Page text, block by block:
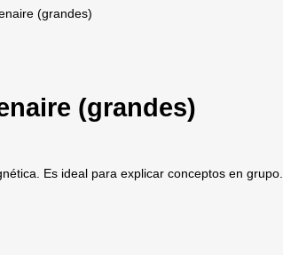
(grandes)
(grandes)
Es ideal para explicar conceptos en grupo.